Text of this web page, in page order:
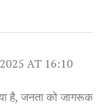
AT 16:10
है, जनता को जागरूक